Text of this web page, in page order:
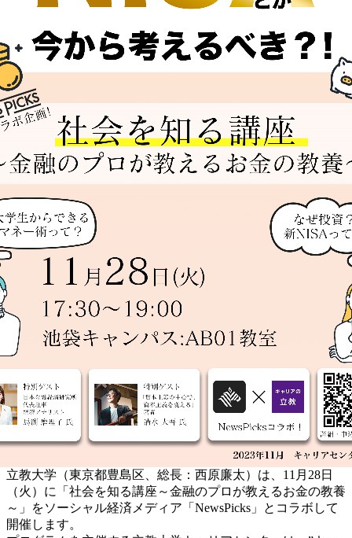
立教大学（東京都豊島区、総長：西原廉太）は、11月28日
（火）に「社会を知る講座～金融のプロが教えるお金の教養
～」をソーシャル経済メディア「NewsPicks」とコラボして
開催します。